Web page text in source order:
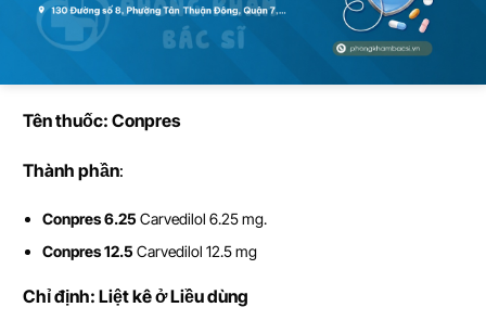
Tên thuốc: Conpres
Thành phần:
Conpres 6.25 Carvedilol 6.25 mg.
Conpres 12.5 Carvedilol 12.5 mg
Chỉđịnh: Liệt kê ở Liều dùng